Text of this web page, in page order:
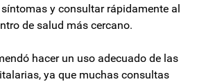
y consultar rápidamente al
de salud más cercano.
hacer un uso adecuado de las
ya que muchas consultas